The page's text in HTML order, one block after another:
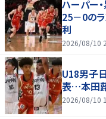
ハーパー
25－0の
利
2026/08/10
U18男子
表…本田
2026/08/10